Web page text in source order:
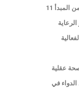
لراحة الآخرين. ورهنا بأحكام الفقرة 15 من المبدأ 11
عقلية
في